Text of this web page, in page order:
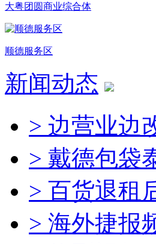
大粤团圆商业综合体
顺德服务区
新闻动态
> 边营业边
> 戴德包袋
> 百货退租
> 海外捷报